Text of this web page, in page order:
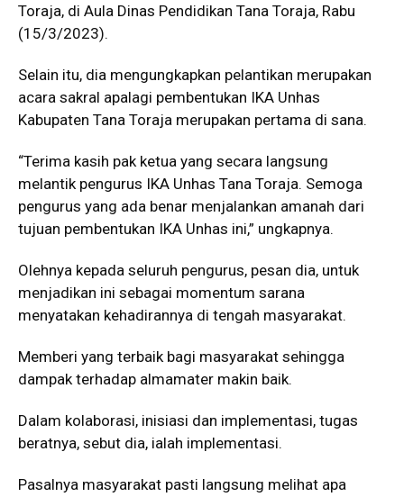
Toraja, di Aula Dinas Pendidikan Tana Toraja, Rabu
(15/3/2023).
Selain itu, dia mengungkapkan pelantikan merupakan
acara sakral apalagi pembentukan IKA Unhas
Kabupaten Tana Toraja merupakan pertama di sana.
“Terima kasih pak ketua yang secara langsung
melantik pengurus IKA Unhas Tana Toraja. Semoga
pengurus yang ada benar menjalankan amanah dari
tujuan pembentukan IKA Unhas ini,” ungkapnya.
Olehnya kepada seluruh pengurus, pesan dia, untuk
menjadikan ini sebagai momentum sarana
menyatakan kehadirannya di tengah masyarakat.
Memberi yang terbaik bagi masyarakat sehingga
dampak terhadap almamater makin baik.
Dalam kolaborasi, inisiasi dan implementasi, tugas
beratnya, sebut dia, ialah implementasi.
Pasalnya masyarakat pasti langsung melihat apa